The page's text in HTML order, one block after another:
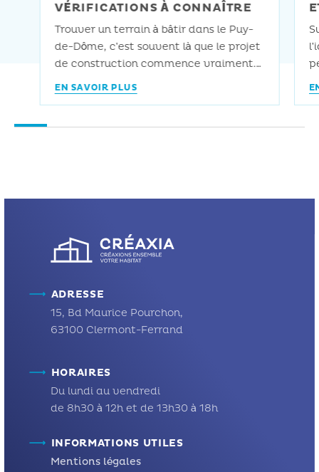
VÉRIFICATIONS À CONNAÎTRE
Trouver un terrain à bâtir dans le Puy-
de-Dôme, c’est souvent là que le projet
de construction commence vraiment.
erreurs se commettent avant même
EN SAVOIR PLUS
ADRESSE
15, Bd Maurice Pourchon,
63100 Clermont-Ferrand
HORAIRES
Du lundi au vendredi
de 8h30 à 12h et de 13h30 à 18h
INFORMATIONS UTILES
Mentions légales